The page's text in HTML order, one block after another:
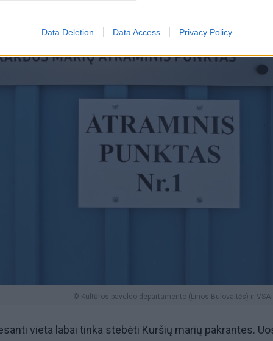
Data Deletion Data Access Privacy Policy
© Kultūros paveldo departamento (Linos Bulovaitės) ir
vieta labai tinka stebėti Kuršių marių pakrantes.